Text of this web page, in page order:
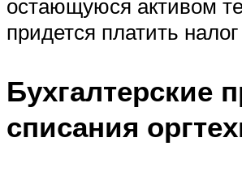
остающуюся активом
придется платить налог
Бухгалтерские
списания